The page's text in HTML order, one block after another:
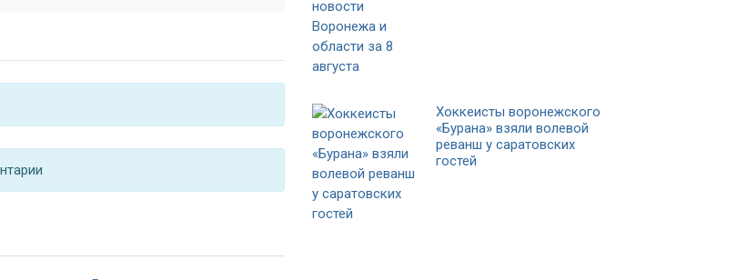
Хоккеисты воронежского
«Бурана» взяли волевой
реванш у саратовских
гостей